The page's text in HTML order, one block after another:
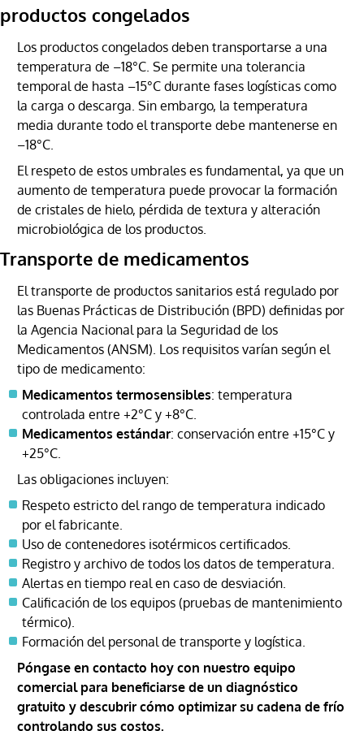
productos congelados
Los productos congelados deben transportarse a una
temperatura de –18°C. Se permite una tolerancia
temporal de hasta –15°C durante fases logísticas como
la carga o descarga. Sin embargo, la temperatura
media durante todo el transporte debe mantenerse en
–18°C.
El respeto de estos umbrales es fundamental, ya que un
aumento de temperatura puede provocar la formación
de cristales de hielo, pérdida de textura y alteración
microbiológica de los productos.
Transporte de medicamentos
El transporte de productos sanitarios está regulado por
las Buenas Prácticas de Distribución (BPD) definidas por
la Agencia Nacional para la Seguridad de los
Medicamentos (ANSM). Los requisitos varían según el
tipo de medicamento:
Medicamentos termosensibles: temperatura
controlada entre +2°C y +8°C.
Medicamentos estándar: conservación entre +15°C y
+25°C.
Las obligaciones incluyen:
Respeto estricto del rango de temperatura indicado
por el fabricante.
Uso de contenedores isotérmicos certificados.
Registro y archivo de todos los datos de temperatura.
Alertas en tiempo real en caso de desviación.
Calificación de los equipos (pruebas de mantenimiento
térmico).
Formación del personal de transporte y logística.
Póngase en contacto hoy con nuestro equipo
comercialpara beneficiarse de un diagnóstico
gratuito y descubrir cómo optimizar su cadena de frío
controlando sus costos.